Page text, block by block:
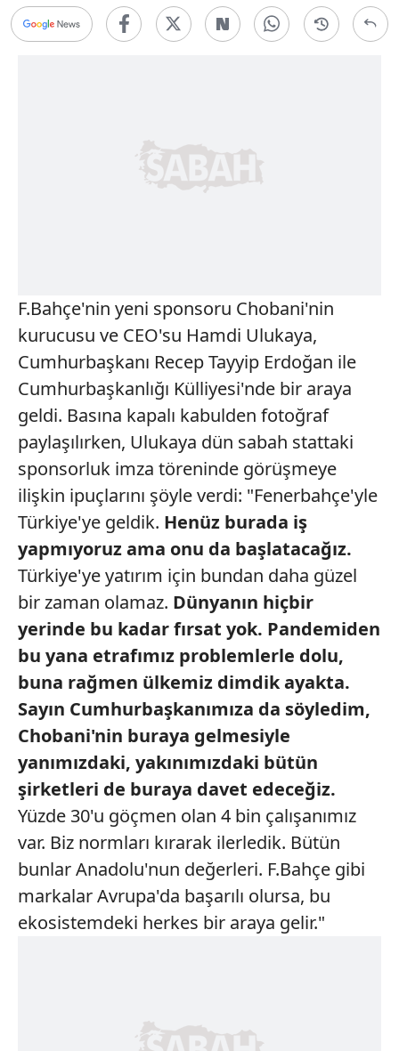
F.Bahçe'nin yeni sponsoru Chobani'nin
kurucusu ve CEO'su Hamdi Ulukaya,
Cumhurbaşkanı Recep Tayyip Erdoğan ile
Cumhurbaşkanlığı Külliyesi'nde bir araya
geldi. Basına kapalı kabulden fotoğraf
paylaşılırken, Ulukaya dün sabah stattaki
sponsorluk imza töreninde görüşmeye
ilişkin ipuçlarını şöyle verdi: "Fenerbahçe'yle
Türkiye'ye geldik. Henüz burada iş
yapmıyoruz ama onu da başlatacağız.
Türkiye'ye yatırım için bundan daha güzel
bir zaman olamaz. Dünyanın hiçbir
yerinde bu kadar fırsat yok. Pandemiden
bu yana etrafımız problemlerle dolu,
buna rağmen ülkemiz dimdik ayakta.
Sayın Cumhurbaşkanımıza da söyledim,
Chobani'nin buraya gelmesiyle
yanımızdaki, yakınımızdaki bütün
şirketleri de buraya davet edeceğiz.
Yüzde 30'u göçmen olan 4 bin çalışanımız
var. Biz normları kırarak ilerledik. Bütün
bunlar Anadolu'nun değerleri. F.Bahçe gibi
markalar Avrupa'da başarılı olursa, bu
ekosistemdeki herkes bir araya gelir."